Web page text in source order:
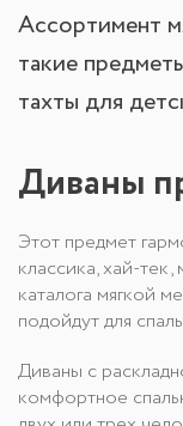
Ассортимент
такие
тахты для
Диваны
Этот предмет
классика, хай-
каталога мягкой
подойдут для
Диваны с
комфортное